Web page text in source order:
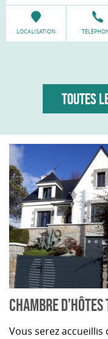
LOCALISATION
TOUTES
CHAMBRE
Vous serez accueillis